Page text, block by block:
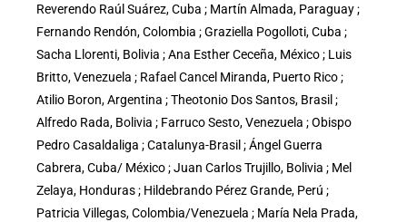
Reverendo Raúl Suárez, Cuba ; Martín Almada, Paraguay ;
Fernando Rendón, Colombia ; Graziella Pogolloti, Cuba ;
Sacha Llorenti, Bolivia ; Ana Esther Ceceña, México ; Luis
Britto, Venezuela ; Rafael Cancel Miranda, Puerto Rico ;
Atilio Boron, Argentina ; Theotonio Dos Santos, Brasil ;
Alfredo Rada, Bolivia ; Farruco Sesto, Venezuela ; Obispo
Pedro Casaldaliga ; Catalunya-Brasil ; Ángel Guerra
Cabrera, Cuba/ México ; Juan Carlos Trujillo, Bolivia ; Mel
Zelaya, Honduras ; Hildebrando Pérez Grande, Perú ;
Patricia Villegas, Colombia/Venezuela ; María Nela Prada,